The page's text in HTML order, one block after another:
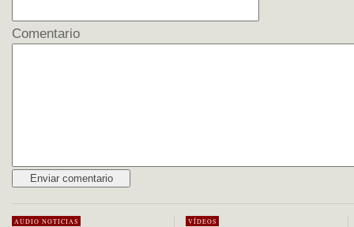
Comentario
AUDIO NOTICIAS VÍDEOS